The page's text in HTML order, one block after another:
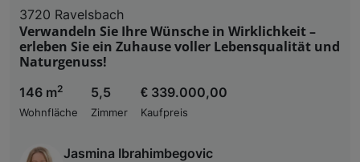
3720 Ravelsbach
Verwandeln Sie Ihre Wünsche in Wirklichkeit –
erleben Sie ein Zuhause voller Lebensqualität und
Naturgenuss!
146 m2
Wohnfläche
5,5
Zimmer
€ 339.000,00
Kaufpreis
Jasmina Ibrahimbegovic